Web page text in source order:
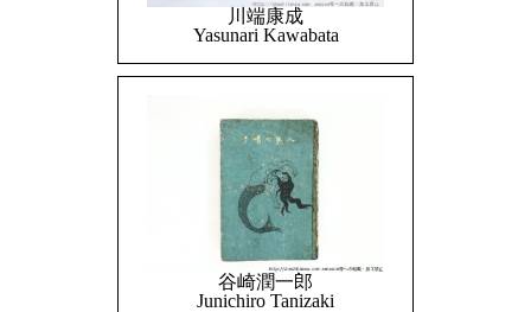
川端康成
Yasunari Kawabata
谷崎潤一郎
Junichiro Tanizaki